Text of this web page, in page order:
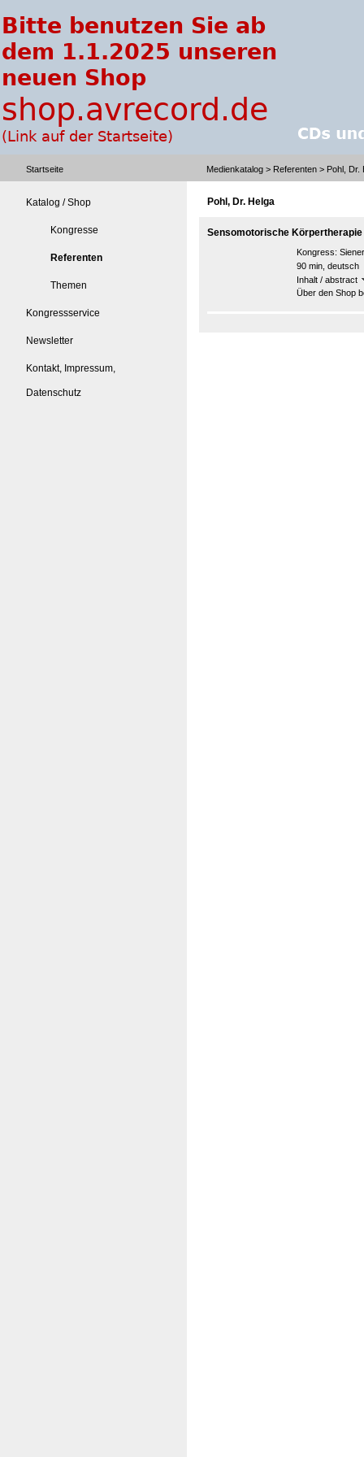
Startseite Medienkatalog > Referenten > Pohl, Dr.
Katalog / Shop
Kongresse
Referenten
Themen
Kongressservice
Newsletter
Kontakt, Impressum,
Datenschutz
Pohl, Dr. Helga
Sensomotorische Körpertherapie
Kongress:
90 min, deutsch
Inhalt / abstract
Über den Shop